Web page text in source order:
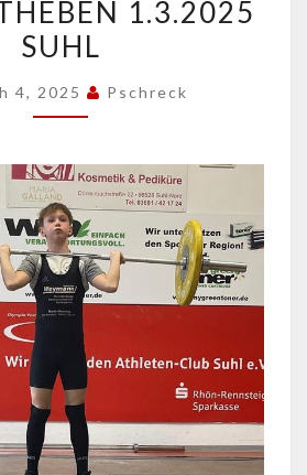
GEWICHTHEBEN
1.3.2025
1.3.2025
SUHL
4, 2025 Pschreck